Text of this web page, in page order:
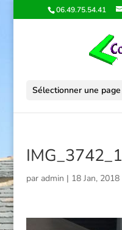
06.49.75.54.41
Sélectionner une page
IMG_3742_1
par admin | 18 Jan, 2018